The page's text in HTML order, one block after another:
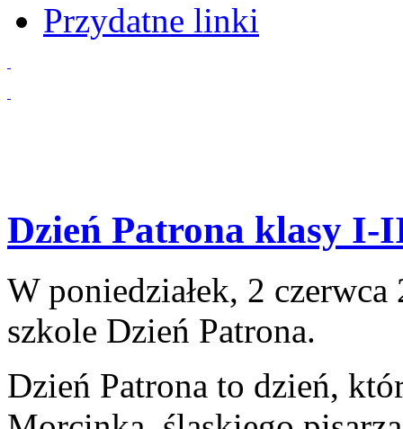
Przydatne linki
Dzień Patrona klasy I-
W poniedziałek, 2
szkole Dzień Patrona.
Dzień Patrona to dzień,